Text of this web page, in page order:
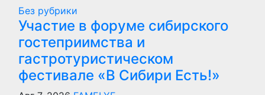
Без рубрики
Участие в форуме сибирского
гостеприимства и
гастротуристическом
фестивале «В Сибири Есть!»